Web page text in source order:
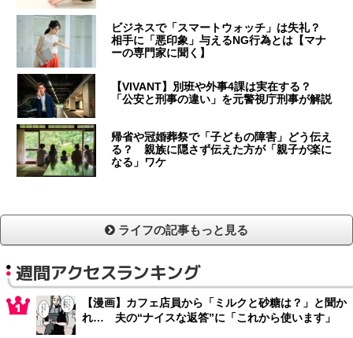
ビジネスで「スマートウォッチ」は失礼？
相手に「悪印象」与えるNG行為とは【マナ
ーの専門家に聞く】
【VIVANT】別班や外事4課は実在する？
「公安と刑事の違い」を元警視庁刑事が解説
帰省や冠婚葬祭で「子どもの障害」どう伝え
る？ 親族に隠さず伝えた方が「親子が楽に
なる」ワケ
ライフの記事もっと見る
週間アクセスランキング
【漫画】カフェ店員から「ミルクと砂糖は？」と聞か
れ… 夫の“ナイスな返答”に「これから使います」